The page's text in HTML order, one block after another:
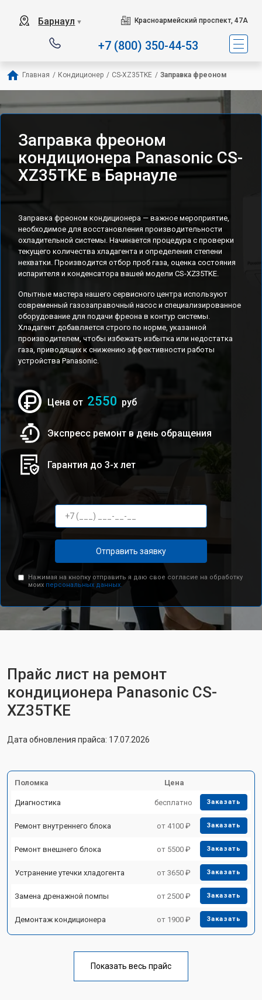
Барнаул ▼ Красноармейский проспект, 47А
+7 (800) 350-44-53
Главная / Кондиционер / CS-XZ35TKE / Заправка фреоном
Заправка фреоном
кондиционера Panasonic CS-
XZ35TKE в Барнауле
Заправка фреоном кондиционера — важное мероприятие,
необходимое для восстановления производительности
охладительной системы. Начинается процедура с проверки
текущего количества хладагента и определения степени
нехватки. Производится отбор проб газа, оценка состояния
испарителя и конденсатора вашей модели CS-XZ35TKE.
Опытные мастера нашего сервисного центра используют
современный газозаправочный насос и специализированное
оборудование для подачи фреона в контур системы.
Хладагент добавляется строго по норме, указанной
производителем, чтобы избежать избытка или недостатка
газа, приводящих к снижению эффективности работы
устройства Panasonic.
Цена от 2550 руб
Экспресс ремонт в день обращения
Гарантия до 3-х лет
Отправить заявку
Нажимая на кнопку отправить я даю свое согласие на обработку
моих персональных данных.
Прайс лист на ремонт
кондиционера Panasonic CS-
XZ35TKE
Дата обновления прайса: 17.07.2026
Поломка Цена
Диагностика бесплатно Заказать
Ремонт внутреннего блока от 4100 ₽ Заказать
Ремонт внешнего блока от 5500 ₽ Заказать
Устранение утечки хладогента от 3650 ₽ Заказать
Замена дренажной помпы от 2500 ₽ Заказать
Демонтаж кондиционера от 1900 ₽ Заказать
Показать весь прайс